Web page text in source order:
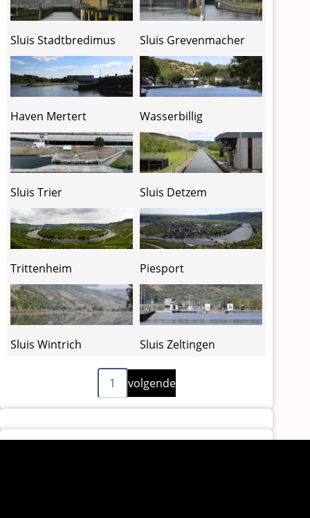
Sluis Stadtbredimus Sluis Grevenmacher
Haven Mertert Wasserbillig
Sluis Trier Sluis Detzem
Trittenheim Piesport
Sluis Wintrich Sluis Zeltingen
1
Volgende
pagina
volgende